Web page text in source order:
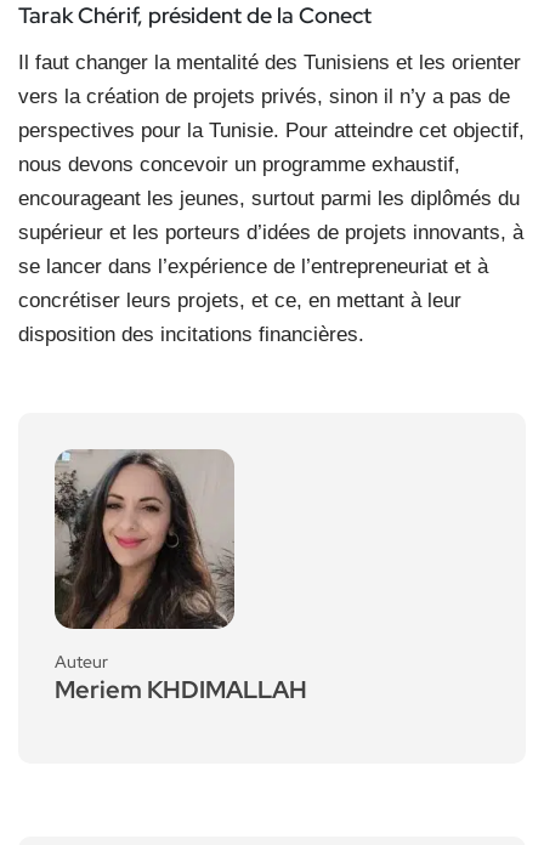
Tarak Chérif, président de la Conect
Il faut changer la mentalité des Tunisiens et les orienter
vers la création de projets privés, sinon il n’y a pas de
perspectives pour la Tunisie. Pour atteindre cet objectif,
nous devons concevoir un programme exhaustif,
encourageant les jeunes, surtout parmi les diplômés du
supérieur et les porteurs d’idées de projets innovants, à
se lancer dans l’expérience de l’entrepreneuriat et à
concrétiser leurs projets, et ce, en mettant à leur
disposition des incitations financières.
Auteur
Meriem KHDIMALLAH